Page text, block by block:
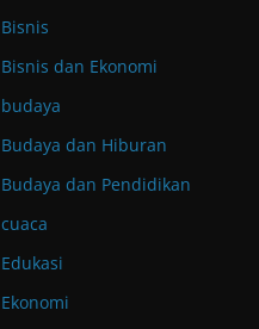
Bisnis
Bisnis dan Ekonomi
budaya
Budaya dan Hiburan
Budaya dan Pendidikan
cuaca
Edukasi
Ekonomi